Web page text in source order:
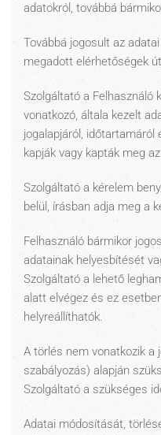
adatokról, továbbá
Továbbá jogosult az
megadott elérhetőségek
Szolgáltató a Felhasználó
vonatkozó, általa kezelt
jogalapjáról, időtartamáról
kapják vagy kapták meg
Szolgáltató a kérelem
belül, írásban adja meg a
Felhasználó bármikor
adatainak helyesbítését
Szolgáltató a lehető
alatt elvégez és ez
helyreállíthatók.
A törlés nem vonatkozik a
szabályozás) alapján
Szolgáltató a szükséges
Adatai módosítását,